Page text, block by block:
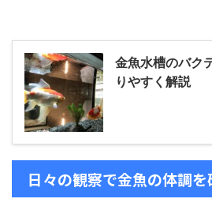
金魚水槽のバク
りやすく解説
日々の観察で金魚の体調を